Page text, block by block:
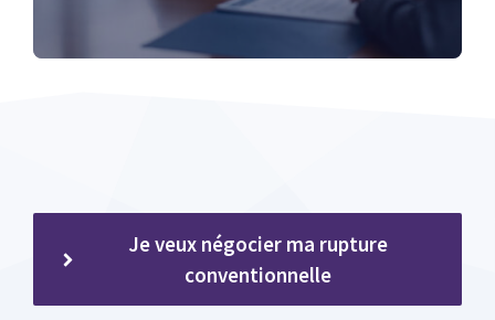
Je veux négocier ma rupture
conventionnelle